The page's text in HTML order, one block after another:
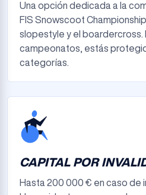
Una opción dedicada a la
FIS Snowscoot
slopestyle y el boardercross.
campeonatos, estás
categorías.
CAPITAL POR
Hasta 200 000 € en caso de